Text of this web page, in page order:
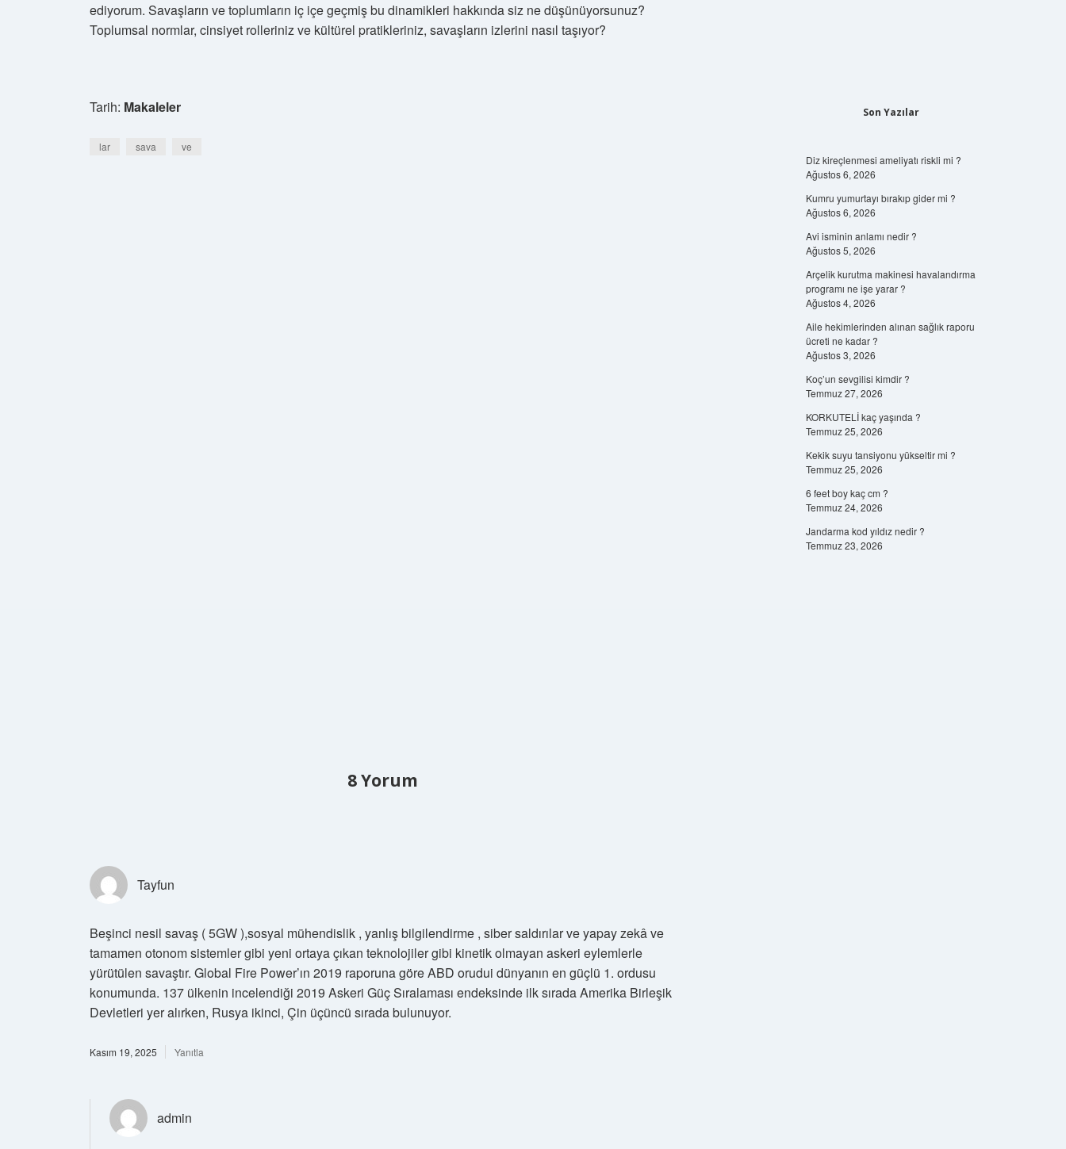
ediyorum. Savaşların ve toplumların iç içe geçmiş bu dinamikleri hakkında siz ne düşünüyorsunuz?
Toplumsal normlar, cinsiyet rolleriniz ve kültürel pratikleriniz, savaşların izlerini nasıl taşıyor?
Tarih: Makaleler
lar sava ve
8 Yorum
Tayfun
Beşinci nesil savaş ( 5GW ),sosyal mühendislik , yanlış bilgilendirme , siber saldırılar ve yapay zekâ ve
tamamen otonom sistemler gibi yeni ortaya çıkan teknolojiler gibi kinetik olmayan askeri eylemlerle
yürütülen savaştır. Global Fire Power’ın 2019 raporuna göre ABD orudui dünyanın en güçlü 1. ordusu
konumunda. 137 ülkenin incelendiği 2019 Askeri Güç Sıralaması endeksinde ilk sırada Amerika Birleşik
Devletleri yer alırken, Rusya ikinci, Çin üçüncü sırada bulunuyor.
Kasım 19, 2025 Yanıtla
admin
Son Yazılar
Diz kireçlenmesi ameliyatı riskli mi ?
Ağustos 6, 2026
Kumru yumurtayı bırakıp gider mi ?
Ağustos 6, 2026
Avi isminin anlamı nedir ?
Ağustos 5, 2026
Arçelik kurutma makinesi havalandırma
programı ne işe yarar ?
Ağustos 4, 2026
Aile hekimlerinden alınan sağlık raporu
ücreti ne kadar ?
Ağustos 3, 2026
Koç’un sevgilisi kimdir ?
Temmuz 27, 2026
KORKUTELİ kaç yaşında ?
Temmuz 25, 2026
Kekik suyu tansiyonu yükseltir mi ?
Temmuz 25, 2026
6 feet boy kaç cm ?
Temmuz 24, 2026
Jandarma kod yıldız nedir ?
Temmuz 23, 2026